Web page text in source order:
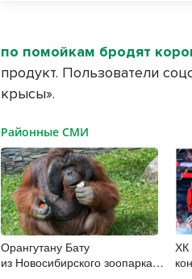
по помойкам бродят
продукт. Пользователи
крысы».
Районные СМИ
Орангутану Бату
из Новосибирского зоопарка
ХК